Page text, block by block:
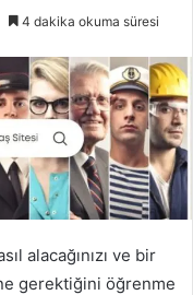
4 dakika okuma süresi
alacağınızı ve bir
gerektiğini öğrenme